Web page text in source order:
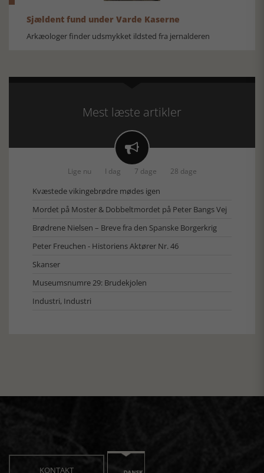
Sjældent fund under Varde Kaserne
Arkæologer finder udsmykket ildsted fra jernalderen
Mest læste artikler

Lige nu I dag 7 dage 28 dage
Kvæstede vikingebrødre mødes igen
Mordet på Moster & Dobbeltmordet på Peter Bangs Vej
Brødrene Nielsen – Breve fra den Spanske Borgerkrig
Peter Freuchen - Historiens Aktører Nr. 46
Skanser
Museumsnumre 29: Brudekjolen
Industri, Industri
KONTAKT